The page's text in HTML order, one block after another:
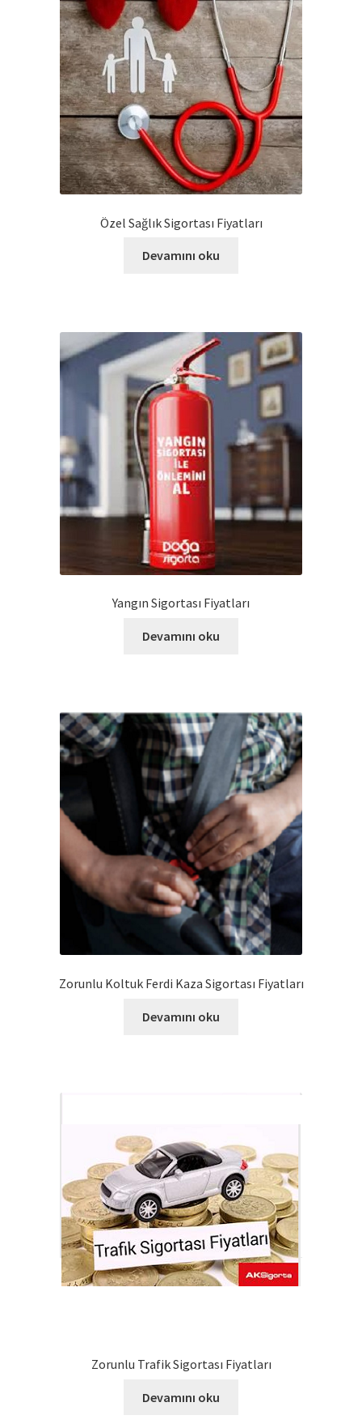
Özel Sağlık Sigortası Fiyatları
Devamını oku
Yangın Sigortası Fiyatları
Devamını oku
Zorunlu Koltuk Ferdi Kaza Sigortası Fiyatları
Devamını oku
Zorunlu Trafik Sigortası Fiyatları
Devamını oku